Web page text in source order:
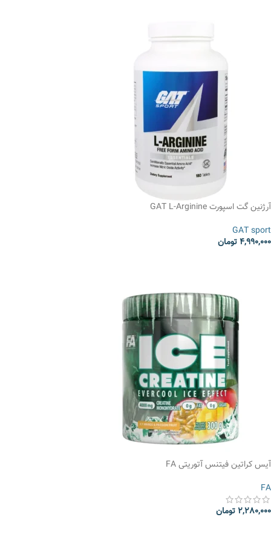
آرژنین گت اسپورت GAT L-Arginine
GAT sport
4,990,000تومان
آیس کراتین فیتنس آتوریتی FA
FA
2,280,000تومان